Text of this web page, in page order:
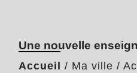
Une nouvelle
Accueil / Ma ville /